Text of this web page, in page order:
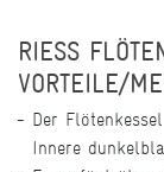
RIESS
VORTEILE/
Der
Innere